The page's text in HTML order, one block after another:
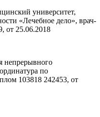
университет,
«Лечебное дело», врач-
от 25.06.2018
непрерывного
по
103818 242453, от